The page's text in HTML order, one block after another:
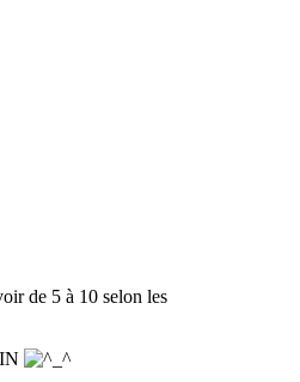
de 5 à 10 selon les